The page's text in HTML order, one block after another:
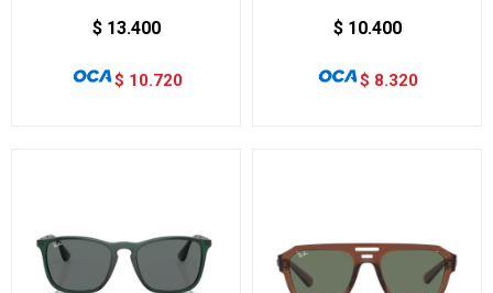
$ 13.400
$ 10.720
$ 10.400
$ 8.320